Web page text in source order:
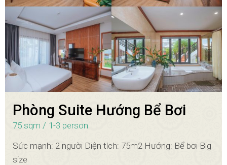
Phòng Suite Hướng Bể Bơi
75 sqm
1-3 person
Sức mạnh: 2 người Diện tích: 75m2 Hướng: Bể bơi Big
size